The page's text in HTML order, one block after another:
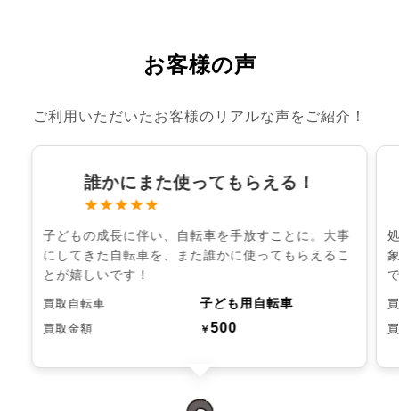
お客様の声
ご利用いただいたお客様のリアルな声をご紹介！
誰かにまた使ってもらえる！
★★★★★
子どもの成長に伴い、自転車を手放すことに。大事
にしてきた自転車を、また誰かに使ってもらえるこ
とが嬉しいです！
買取自転車 子ども用自転車
買取金額 ￥500